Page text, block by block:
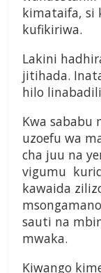
kimataifa, si
kufikiriwa.
Lakini
jitihada.
hilo
Kwa
uzoefu wa
cha juu na
vigumu
kawaida
sauti na
mwaka.
Kiwango